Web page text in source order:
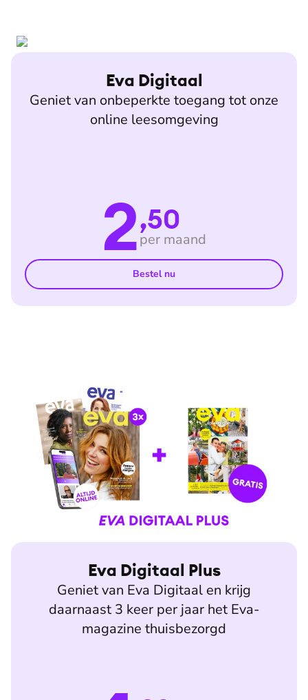
Eva Digitaal
Geniet van onbeperkte toegang tot onze
online leesomgeving
2,50
per maand
Bestel nu
Eva Digitaal Plus
Geniet van Eva Digitaal en krijg
daarnaast 3 keer per jaar het Eva-
magazine thuisbezorgd